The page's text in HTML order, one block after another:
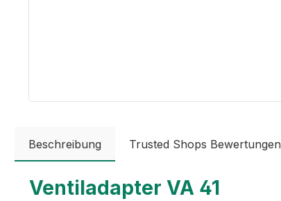
Beschreibung Trusted Shops Bewertungen
Ventiladapter VA 41